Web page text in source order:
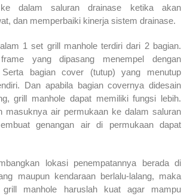
dalam saluran drainase ketika akan
dan memperbaiki kinerja sistem drainase.
1 set grill manhole terdiri dari 2 bagian.
yang dipasang menempel dengan
Serta bagian cover (tutup) yang menutup
Dan apabila bagian covernya didesain
grill manhole dapat memiliki fungsi lebih.
masuknya air permukaan ke dalam saluran
genangan air di permukaan dapat
lokasi penempatannya berada di
maupun kendaraan berlalu-lalang, maka
grill manhole haruslah kuat agar mampu